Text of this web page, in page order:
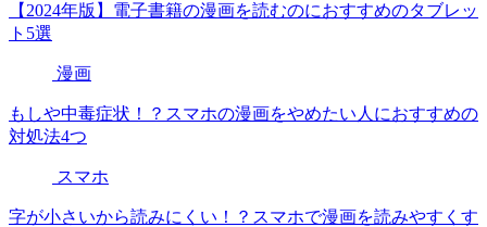
【2024年版】電子書籍の漫画を読むのにおすすめのタブレッ
ト5選
漫画
もしや中毒症状！？スマホの漫画をやめたい人におすすめの
対処法4つ
スマホ
字が小さいから読みにくい！？スマホで漫画を読みやすくす